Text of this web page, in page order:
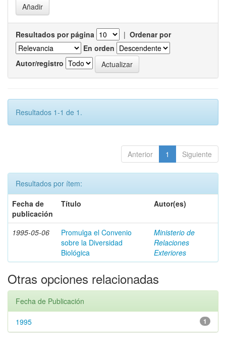
Resultados por página | Ordenar por
En orden
Autor/registro
Resultados 1-1 de 1.
Anterior 1 Siguiente
Resultados por ítem:
Fecha de
publicación
Título Autor(es)
1995-05-06
Promulga el Convenio
sobre la Diversidad
Biológica
Ministerio de
Relaciones
Exteriores
Otras opciones relacionadas
Fecha de Publicación
1
1995